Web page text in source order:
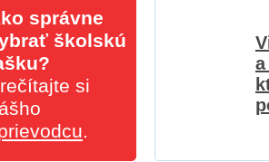
správne
školskú
si
.